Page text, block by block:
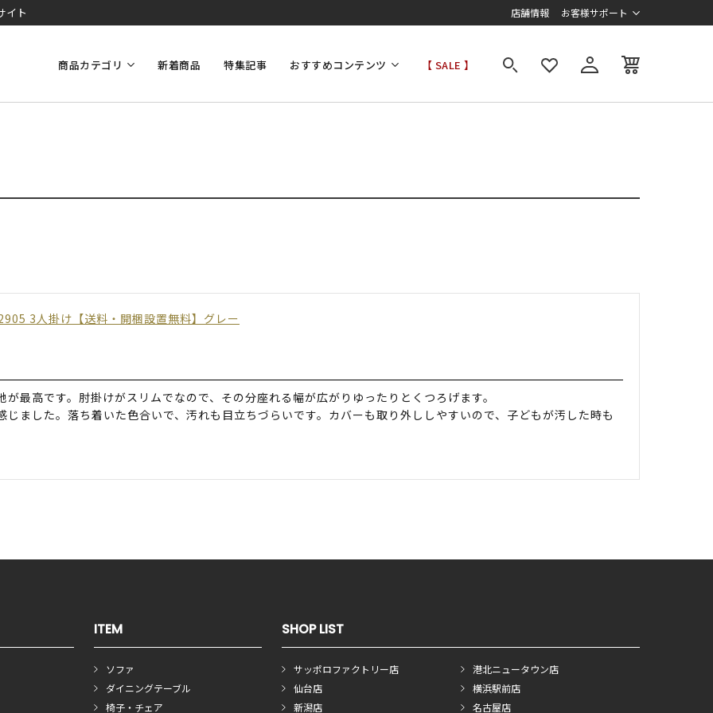
イト 店舗情報 お客様サポート
商品カテゴリ 新着商品 特集記事 おすすめコンテンツ 【 SALE 】
3人掛け【送料・開梱設置無料】グレー
最高です。肘掛けがスリムでなので、その分座れる幅が広がりゆったりとくつろげます。
ました。落ち着いた色合いで、汚れも目立ちづらいです。カバーも取り外ししやすいので、子どもが汚した時も
ITEM
ソファ
ダイニングテーブル
椅子・チェア
SHOP LIST
サッポロファクトリー店
仙台店
新潟店
港北ニュータウン店
横浜駅前店
名古屋店